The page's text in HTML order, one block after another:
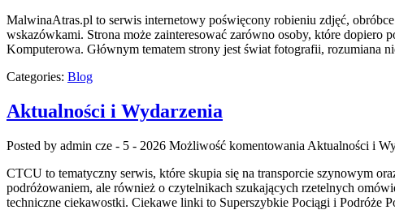
MalwinaAtras.pl to serwis internetowy poświęcony robieniu zdjęć,
wskazówkami. Strona może zainteresować zarówno osoby, które
Komputerowa. Głównym tematem strony jest świat fotografii,
Categories: Blog
Aktualności i Wydarzenia
Posted by admin cze - 5 - 2026 Możliwość komentowania Aktualności i
CTCU to tematyczny serwis, które skupia się na transporcie szynowym
podróżowaniem, ale również o czytelnikach szukających rzetelnych
techniczne ciekawostki. Ciekawe linki to Superszybkie Pociągi i Podróże